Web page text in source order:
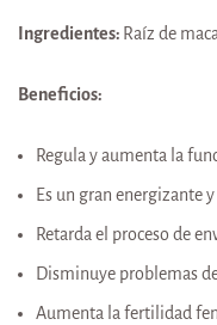
Ingredientes: Raíz de
Beneficios:
Regula y aumenta la
Es un gran energizante
Retarda el proceso de
Disminuye problemas
Aumenta la fertilidad